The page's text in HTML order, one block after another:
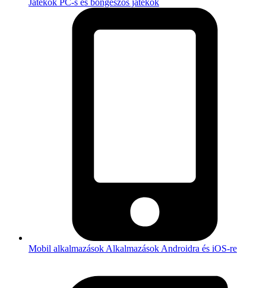
Játékok PC-s és böngészős játékok
Mobil alkalmazások Alkalmazások Androidra és iOS-re